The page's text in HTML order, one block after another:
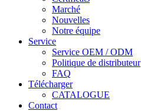
Marché
Nouvelles
Notre équipe
Service
Service OEM / ODM
Politique de distributeur
FAQ
Télécharger
CATALOGUE
Contact